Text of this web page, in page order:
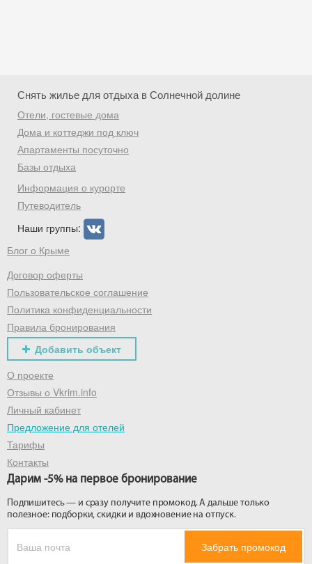
Снять жилье для отдыха в Солнечной долине
Отели, гостевые дома
Дома и коттеджи под ключ
Апартаменты посуточно
Базы отдыха
Информация о курорте
Путеводитель
Наши группы:
Блог о Крыме
Договор оферты
Пользовательское соглашение
Политика конфиденциальности
Правила бронирования
Добавить объект
О проекте
Отзывы о Vkrim.info
Личный кабинет
Предложение для отелей
Тарифы
Контакты
Дарим -5% на первое бронирование
Подпишитесь — и сразу получите промокод. А дальше только
полезное: подборки, скидки и вдохновение на отпуск.
Забрать промокод
Скидка −5%
Хочешь дешевле? Оставь почту и получи
промокод на первое бронирование!